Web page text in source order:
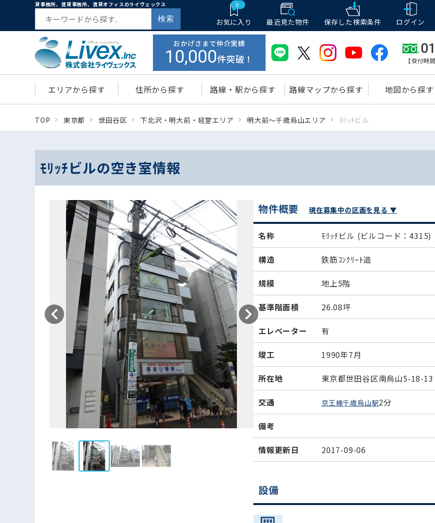
貸事務所、賃貸事務所、賃貸オフィスのライヴェックス
検索
0
お気に入り 最近見た物件 保存した検索条件 ログイン
おかげさまで仲介実績
10,000件突破！ 【受付時
エリアから探す 住所から探す 路線・駅から探す 路線マップから探す 地図から探す
TOP 東京都 世田谷区 下北沢・明大前・経堂エリア 明大前～千歳烏山エリア ﾓﾘｯﾁビル
ﾓﾘｯﾁビルの空き室情報
物件概要 現在募集中の区画を見る ▼
名称 ﾓﾘｯﾁビル (ビルコード：4315)
構造 鉄筋ｺﾝｸﾘｰﾄ造
規模 地上5階
基準階面積 26.08坪
エレベーター 有
竣工 1990年7月
所在地 東京都世田谷区南烏山5-18-13
交通 京王線千歳烏山駅2分
備考
情報更新日 2017-09-06
設備